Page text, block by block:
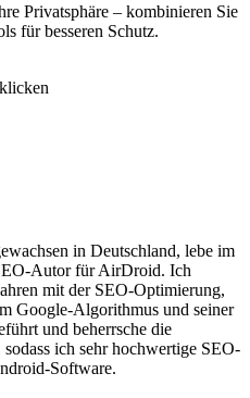
Privatsphäre – kombinieren Sie
für besseren Schutz.
in Deutschland, lebe im
Autor für AirDroid. Ich
mit der SEO-Optimierung,
Google-Algorithmus und seiner
und beherrsche die
ich sehr hochwertige SEO-
Software.